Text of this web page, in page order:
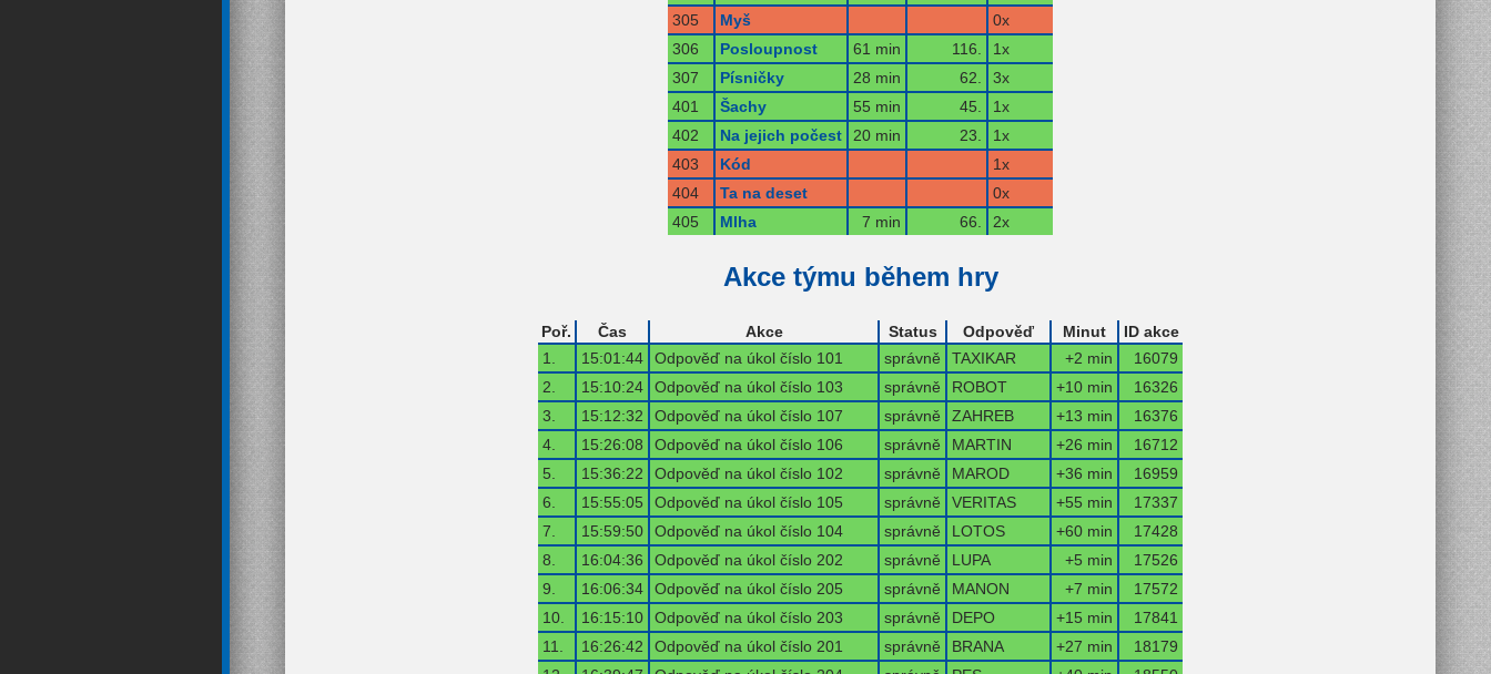
305
Myš
0x
306
Posloupnost 61 min 116.
1x
307
Písničky 28 min 62.
3x
401
Šachy 55 min 45.
1x
402
Na jejich počest 20 min 23.
1x
403
Kód
1x
404
Ta na deset
0x
405
Mlha 7 min 66. 2x
Akce týmu během hry
Poř. Čas Akce Status Odpověď Minut
ID akce
1.
15:01:44 Odpověď na úkol číslo 101 správně TAXIKAR +2 min
16079
2.
15:10:24 Odpověď na úkol číslo 103 správně ROBOT +10 min
16326
3.
15:12:32 Odpověď na úkol číslo 107 správně ZAHREB +13 min
16376
4.
15:26:08 Odpověď na úkol číslo 106 správně MARTIN +26 min
16712
5.
15:36:22 Odpověď na úkol číslo 102 správně MAROD +36 min
16959
6.
15:55:05 Odpověď na úkol číslo 105 správně VERITAS +55 min
17337
7.
15:59:50 Odpověď na úkol číslo 104 správně LOTOS +60 min
17428
8.
16:04:36 Odpověď na úkol číslo 202 správně LUPA +5 min
17526
9.
16:06:34 Odpověď na úkol číslo 205 správně MANON +7 min
17572
10.
16:15:10 Odpověď na úkol číslo 203 správně DEPO +15 min
17841
11.
16:26:42 Odpověď na úkol číslo 201 správně BRANA +27 min
18179